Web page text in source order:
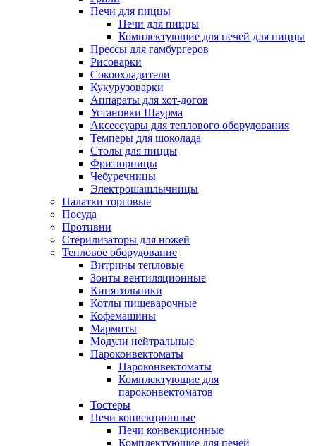
Печи для пиццы
Печи для пиццы
Комплектующие для печей для пиццы
Прессы для гамбургеров
Рисоварки
Сокоохладители
Кукурузоварки
Аппараты для хот-догов
Установки Шаурма
Аксессуары для теплового оборудования
Темперы для шоколада
Столы для пиццы
Фритюрницы
Чебуречницы
Электрошашлычницы
Палатки торговые
Посуда
Противни
Стерилизаторы для ножей
Тепловое оборудование
Витрины тепловые
Зонты вентиляционные
Кипятильники
Котлы пищеварочные
Кофемашины
Мармиты
Модули нейтральные
Пароконвектоматы
Пароконвектоматы
Комплектующие для
пароконвектоматов
Тостеры
Печи конвекционные
Печи конвекционные
Комплектующие для печей